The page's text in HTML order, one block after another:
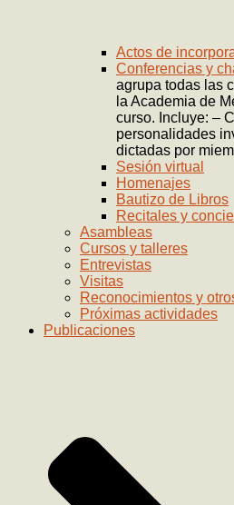
Actos de
Conferencias y
agrupa todas las
la Academia de
curso. Incluye: –
personalidades
dictadas por
Sesión virtual
Homenajes
Bautizo de Libros
Recitales y
Asambleas
Cursos y talleres
Entrevistas
Visitas
Reconocimientos y
Próximas actividades
Publicaciones